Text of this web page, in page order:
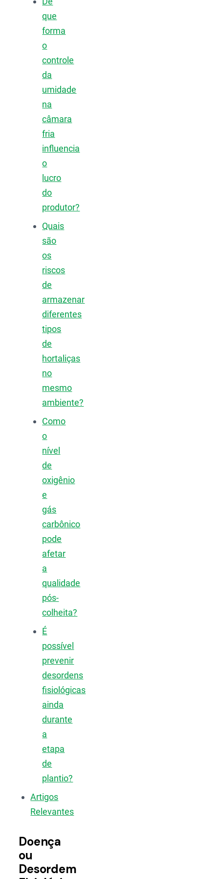
que
forma
o
controle
da
umidade
na
câmara
fria
influencia
o
lucro
do
produtor?
Quais
são
os
riscos
de
armazenar
diferentes
tipos
de
hortaliças
no
mesmo
ambiente?
Como
o
nível
de
oxigênio
e
gás
carbônico
pode
afetar
a
qualidade
pós-
colheita?
É
possível
prevenir
desordens
fisiológicas
ainda
durante
a
etapa
de
plantio?
Artigos
Relevantes
Doença
ou
Desordem